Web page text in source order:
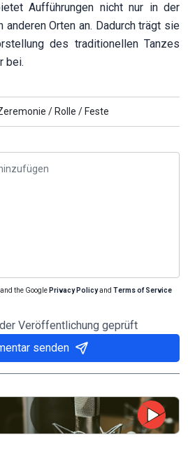
Aufführungen nicht nur in der
anderen Orten an. Dadurch trägt sie
des traditionellen Tanzes
bei.
/ Rolle / Feste
the Google Privacy Policyand Terms of Service
Veröffentlichung geprüft
senden